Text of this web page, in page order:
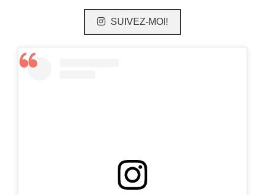
SUIVEZ-MOI!